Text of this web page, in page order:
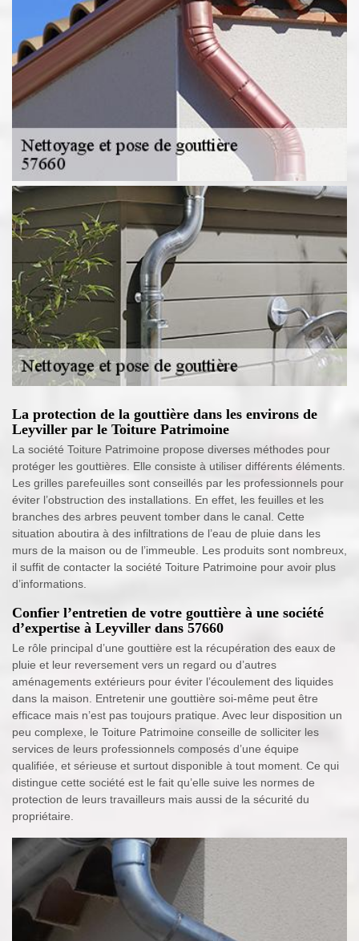
La protection de la gouttière dans les environs de
Leyviller par le Toiture Patrimoine
La société Toiture Patrimoine propose diverses méthodes pour
protéger les gouttières. Elle consiste à utiliser différents éléments.
Les grilles parefeuilles sont conseillés par les professionnels pour
éviter l’obstruction des installations. En effet, les feuilles et les
branches des arbres peuvent tomber dans le canal. Cette
situation aboutira à des infiltrations de l’eau de pluie dans les
murs de la maison ou de l’immeuble. Les produits sont nombreux,
il suffit de contacter la société Toiture Patrimoine pour avoir plus
d’informations.
Confier l’entretien de votre gouttière à une société
d’expertise à Leyviller dans 57660
Le rôle principal d’une gouttière est la récupération des eaux de
pluie et leur reversement vers un regard ou d’autres
aménagements extérieurs pour éviter l’écoulement des liquides
dans la maison. Entretenir une gouttière soi-même peut être
efficace mais n’est pas toujours pratique. Avec leur disposition un
peu complexe, le Toiture Patrimoine conseille de solliciter les
services de leurs professionnels composés d’une équipe
qualifiée, et sérieuse et surtout disponible à tout moment. Ce qui
distingue cette société est le fait qu’elle suive les normes de
protection de leurs travailleurs mais aussi de la sécurité du
propriétaire.